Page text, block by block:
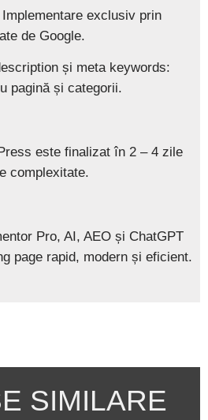
Implementare exclusiv prin
de Google.
și meta keywords:
pagină și categorii.
este finalizat în 2 – 4 zile
complexitate.
Pro, AI, AEO și ChatGPT
page rapid, modern și eficient.
SIMILARE